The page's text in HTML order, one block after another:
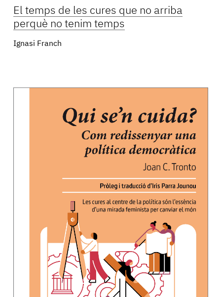
El temps de les cures que no arriba
perquè no tenim temps
Ignasi Franch